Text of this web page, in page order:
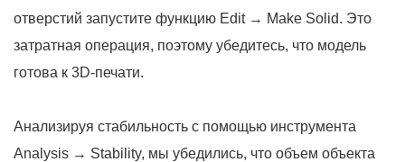
отверстий запустите функцию Edit → Make Solid. Это
затратная операция, поэтому убедитесь, что модель
готова к 3D-печати.
Анализируя стабильность с помощью инструмента
Analysis → Stability, мы убедились, что объем объекта